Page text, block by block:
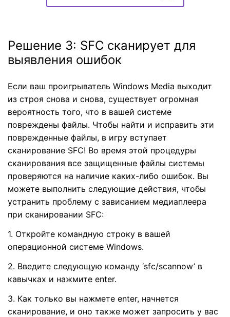
Решение 3: SFC сканирует для
выявления ошибок
Если ваш проигрыватель Windows Media выходит
из строя снова и снова, существует огромная
вероятность того, что в вашей системе
повреждены файлы. Чтобы найти и исправить эти
поврежденные файлы, в игру вступает
сканирование SFC! Во время этой процедуры
сканирования все защищенные файлы системы
проверяются на наличие каких-либо ошибок. Вы
можете выполнить следующие действия, чтобы
устранить проблему с зависанием медиаплеера
при сканировании SFC:
1. Откройте командную строку в вашей
операционной системе Windows.
2. Введите следующую команду ‘sfc/scannow’ в
кавычках и нажмите enter.
3. Как только вы нажмете enter, начнется
сканирование, и оно также может запросить у вас